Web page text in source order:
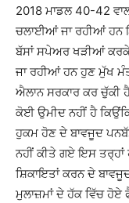
2018 ਮਾਡਲ 40-42
ਚਲਾਈਆਂ ਜਾ ਰਹੀਆਂ ਹਨ
ਬੱਸਾਂ ਸਪੇਅਰ ਖੜੀਆਂ
ਜਾ ਰਹੀਆਂ ਹਨ ਹੁਣ ਮੁੱਖ
ਐਲਾਨ ਸਰਕਾਰ ਕਰ ਚੁੱਕੀ
ਕੋਈ ਉਮੀਦ ਨਹੀਂ ਹੈ
ਹੁਕਮ ਹੋਣ ਦੇ ਬਾਵਜੂਦ
ਨਹੀਂ ਕੀਤੇ ਗਏ ਇਸ ਤਰ੍ਹਾਂ
ਸ਼ਿਕਾਇਤਾਂ ਕਰਨ ਦੇ
ਮੁਲਾਜ਼ਮਾਂ ਦੇ ਹੱਕ ਵਿੱਚ ਹੋਏ